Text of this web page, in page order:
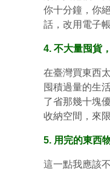
你十分鐘，你
話，改用電子
4. 不大量囤貨
在臺灣買東西
囤積過量的生
了省那幾十塊
收納空間，來
5. 用完的東西
這一點我應該